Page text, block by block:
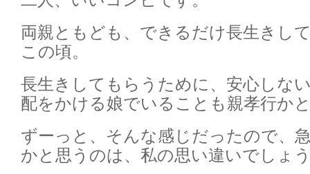
両親ともども、できるだけ長生きし
この頃。
長生きしてもらうために、安心しな
配をかける娘でいることも親孝行か
ずーっと、そんな感じだったので、
かと思うのは、私の思い違いでしょ